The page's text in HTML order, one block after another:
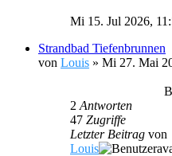
Mi 15. Jul 2026,
Strandbad Tiefenbrunnen
von Louis » Mi 27. Mai
2 Antworten
47 Zugriffe
Letzter Beitrag von
Louis